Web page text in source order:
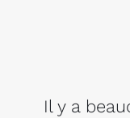
Il y a